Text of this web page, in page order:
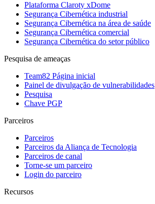
Plataforma Claroty xDome
Segurança Cibernética industrial
Segurança Cibernética na área de saúde
Segurança Cibernética comercial
Segurança Cibernética do setor público
Pesquisa de ameaças
Team82 Página inicial
Painel de divulgação de vulnerabilidades
Pesquisa
Chave PGP
Parceiros
Parceiros
Parceiros da Aliança de Tecnologia
Parceiros de canal
Torne-se um parceiro
Login do parceiro
Recursos